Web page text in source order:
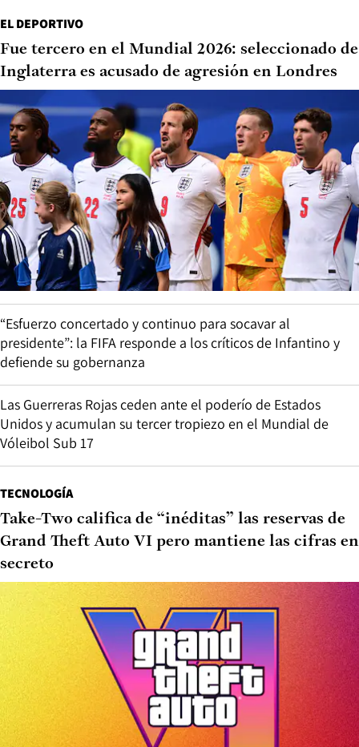
EL DEPORTIVO
Fue tercero en el Mundial 2026: seleccionado de
Inglaterra es acusado de agresión en Londres
“Esfuerzo concertado y continuo para socavar al
presidente”: la FIFA responde a los críticos de Infantino y
defiende su gobernanza
Las Guerreras Rojas ceden ante el poderío de Estados
Unidos y acumulan su tercer tropiezo en el Mundial de
Vóleibol Sub 17
TECNOLOGÍA
Take-Two califica de “inéditas” las reservas de
Grand Theft Auto VI pero mantiene las cifras en
secreto